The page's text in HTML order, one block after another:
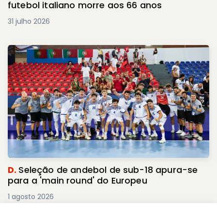
futebol italiano morre aos 66 anos
31 julho 2026
D. Seleção de andebol de sub-18 apura-se
para a 'main round' do Europeu
1 agosto 2026